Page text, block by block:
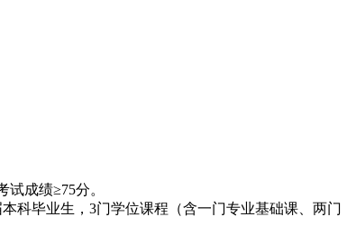
成绩≥75分。
科毕业生，3门学位课程（含一门专业基础课、两门